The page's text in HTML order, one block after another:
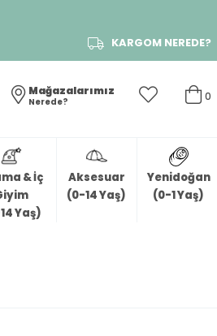
KARGOM NEREDE?
0
Mağazalarımız
Nerede?
& İç
Yaş)
Aksesuar
(0-14 Yaş)
Yenidoğan
(0-1 Yaş)